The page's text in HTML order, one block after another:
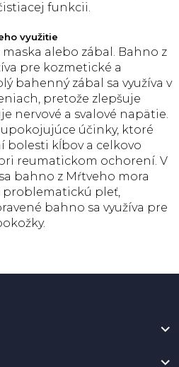
funkcii.
využitie
​​alebo zábal. Bahno z
pre kozmetické a
bahenný zábal sa využíva v
pretože zlepšuje
nervové a svalové napätie.
účinky, ktoré
bolesti kĺbov a celkovo
reumatickom ochorení. V
bahno z Mŕtveho mora
problematickú pleť,
bahno sa využíva pre